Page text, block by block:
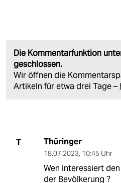
Die Kommentarfunktion
geschlossen.
Wir öffnen die
Artikeln für etwa drei Tage –
T Thüringer
18.07.2023, 10:45 Uhr
Wen interessiert
der Bevölkerung ?